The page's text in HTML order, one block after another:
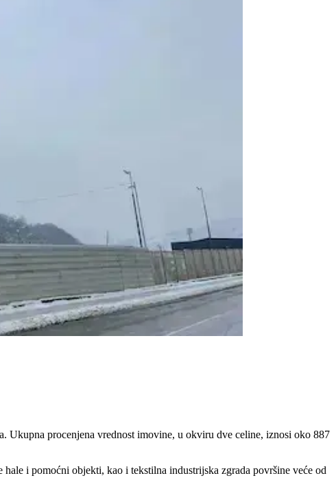
Ukupna procenjena vrednost imovine, u okviru dve celine, iznosi oko 887
i pomoćni objekti, kao i tekstilna industrijska zgrada površine veće od